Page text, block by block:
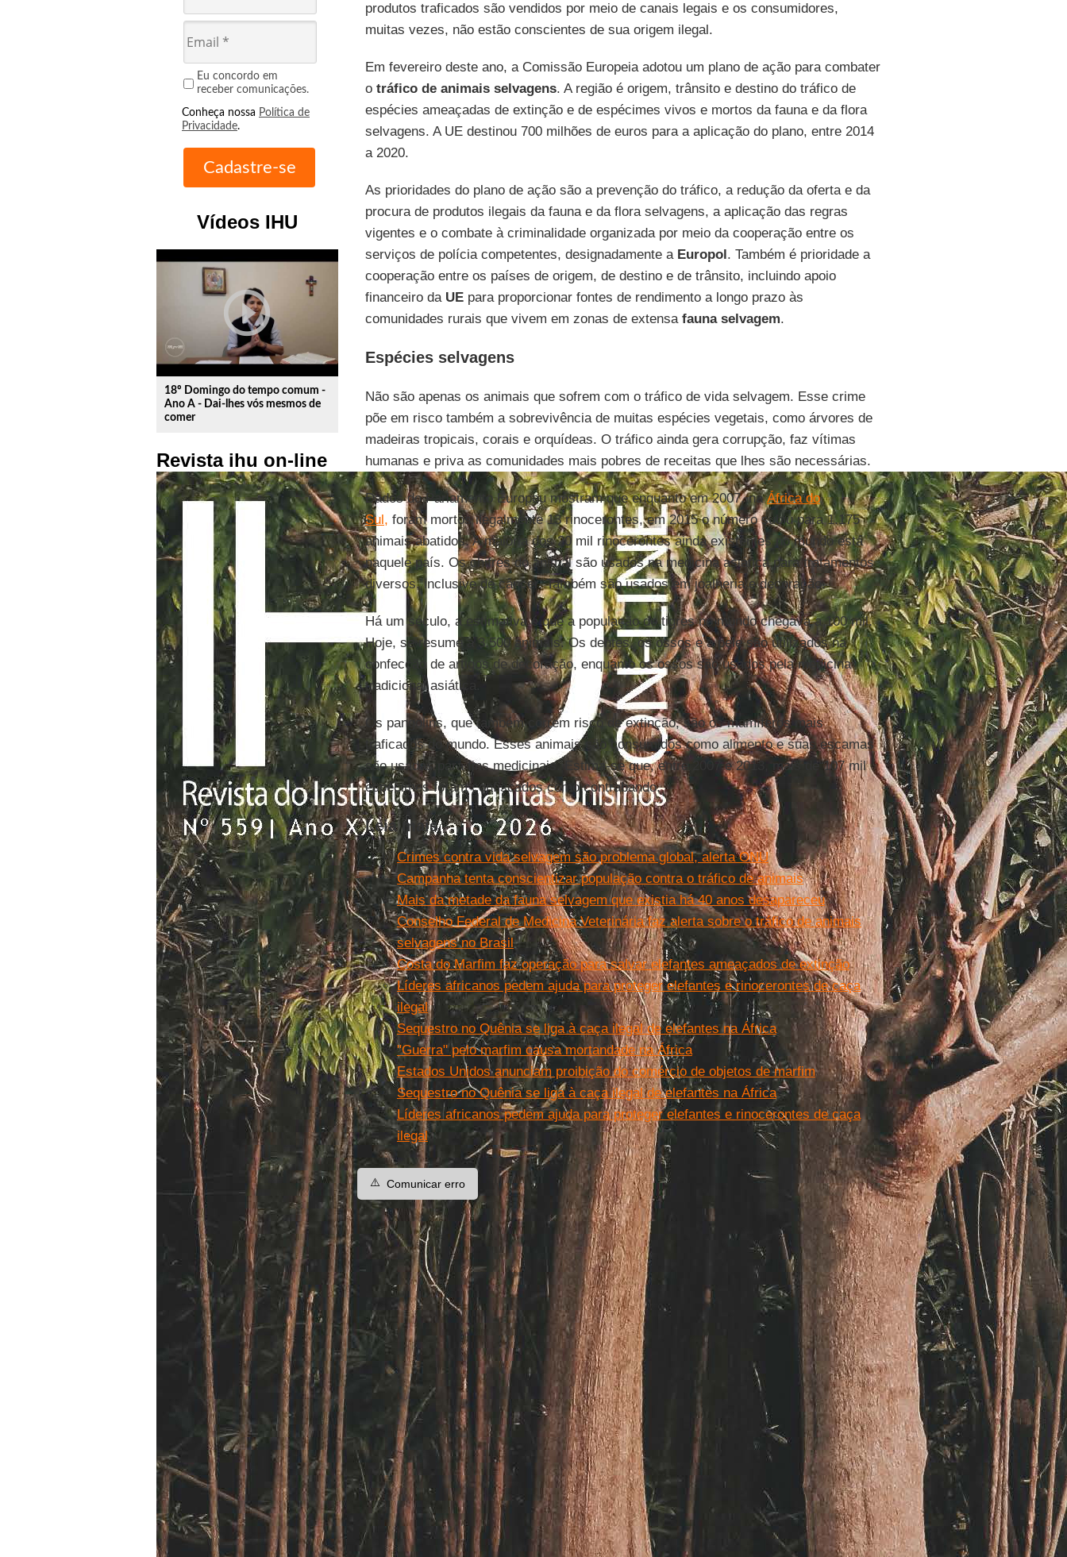
Eu concordo em
receber comunicações.
Conheça nossa Política de
Privacidade.
Vídeos IHU
play_circle_outline
18º Domingo do tempo comum -
Ano A - Dai-lhes vós mesmos de
comer
Revista ihu on-line
produtos traficados são vendidos por meio de canais legais e os consumidores,
muitas vezes, não estão conscientes de sua origem ilegal.
Em fevereiro deste ano, a Comissão Europeia adotou um plano de ação para combater
o tráfico de animais selvagens. A região é origem, trânsito e destino do tráfico de
espécies ameaçadas de extinção e de espécimes vivos e mortos da fauna e da flora
selvagens. A UE destinou 700 milhões de euros para a aplicação do plano, entre 2014
a 2020.
As prioridades do plano de ação são a prevenção do tráfico, a redução da oferta e da
procura de produtos ilegais da fauna e da flora selvagens, a aplicação das regras
vigentes e o combate à criminalidade organizada por meio da cooperação entre os
serviços de polícia competentes, designadamente a Europol. Também é prioridade a
cooperação entre os países de origem, de destino e de trânsito, incluindo apoio
financeiro da UEpara proporcionar fontes de rendimento a longo prazo às
comunidades rurais que vivem em zonas de extensa fauna selvagem.
Espécies selvagens
Não são apenas os animais que sofrem com o tráfico de vida selvagem. Esse crime
põe em risco também a sobrevivência de muitas espécies vegetais, como árvores de
madeiras tropicais, corais e orquídeas. O tráfico ainda gera corrupção, faz vítimas
humanas e priva as comunidades mais pobres de receitas que lhes são necessárias.
Dados do Parlamento Europeu mostram que enquanto em 2007, naÁfrica do
Sul, foram mortos ilegalmente 13 rinocerontes, em 2015 o número subiu para 1.175
animais abatidos. A maioria dos 20 mil rinocerontes ainda existentes no mundo está
naquele país. Os chifres do animal são usados na medicina asiática para tratamentos
diversos, inclusive de câncer. Também são usados em joalheria e decoração.
Há um século, a estimativa é que a população de tigres no mundo chegava a 100 mil.
Hoje, se resume a 3.500 animais. Os dentes, os ossos e a pele são utilizados na
confecção de artigos de decoração, enquanto os ossos são usados pela medicina
tradicional asiática.
Os pangolins, que também correm risco de extinção, são os mamíferos mais
traficados do mundo. Esses animais são consumidos como alimento e suas escamas
são usadas para fins medicinais. Estima-se que, entre 2007 e 2013, mais de 107 mil
espécimes foram confiscados como contrabando.
Leia mais
Crimes contra vida selvagem são problema global, alerta ONU
Campanha tenta conscientizar população contra o tráfico de animais
Mais da metade da fauna selvagem que existia há 40 anos desapareceu
Conselho Federal de Medicina Veterinária faz alerta sobre o tráfico de animais
selvagens no Brasil
Costa do Marfim faz operação para salvar elefantes ameaçados de extinção
Líderes africanos pedem ajuda para proteger elefantes e rinocerontes de caça
ilegal
Sequestro no Quênia se liga à caça ilegal de elefantes na África
"Guerra" pelo marfim causa mortandade na África
Estados Unidos anunciam proibição do comércio de objetos de marfim
Sequestro no Quênia se liga à caça ilegal de elefantes na África
Líderes africanos pedem ajuda para proteger elefantes e rinocerontes de caça
ilegal
⚠️ Comunicar erro